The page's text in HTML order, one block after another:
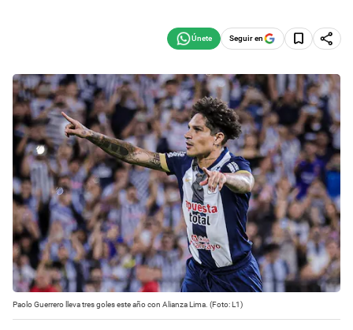
Seguir en
Paolo Guerrero lleva tres goles este año con Alianza Lima. (Foto: L1)